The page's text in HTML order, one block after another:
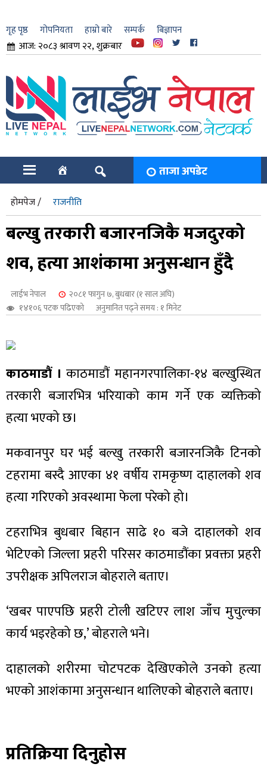
गृह पृष्ठ गोपनियता हाम्रो बारे सम्पर्क बिज्ञापन
आज: २०८३ श्रावण २२, शुक्रबार
ताजा अपडेट
होमपेज / राजनीति
बल्खु तरकारी बजारनजिकै मजदुरको
शव, हत्या आशंकामा अनुसन्धान हुँदै
लाईभ नेपाल
२०८१ फागुन ७, बुधबार (१ साल अघि)
१४१०६ पटक पढिएको
अनुमानित पढ्ने समय : १ मिनेट
काठमाडौं । काठमाडौं महानगरपालिका-१४ बल्खुस्थित
तरकारी बजारभित्र भरियाको काम गर्ने एक व्यक्तिको
हत्या भएको छ।
मकवानपुर घर भई बल्खु तरकारी बजारनजिकै टिनको
टहरामा बस्दै आएका ४१ वर्षीय रामकृष्ण दाहालको शव
हत्या गरिएको अवस्थामा फेला परेको हो।
टहराभित्र बुधबार बिहान साढे १० बजे दाहालको शव
भेटिएको जिल्ला प्रहरी परिसर काठमाडौंका प्रवक्ता प्रहरी
उपरीक्षक अपिलराज बोहराले बताए।
‘खबर पाएपछि प्रहरी टोली खटिएर लाश जाँच मुचुल्का
कार्य भइरहेको छ,’ बोहराले भने।
दाहालको शरीरमा चोटपटक देखिएकोले उनको हत्या
भएको आशंकामा अनुसन्धान थालिएको बोहराले बताए।
प्रतिक्रिया दिनुहोस